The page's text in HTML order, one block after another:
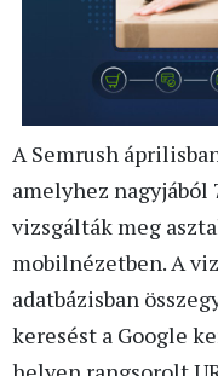
A Semrush
amelyhez
vizsgálták meg
mobilnézetben. A
adatbázisban
keresést a Google